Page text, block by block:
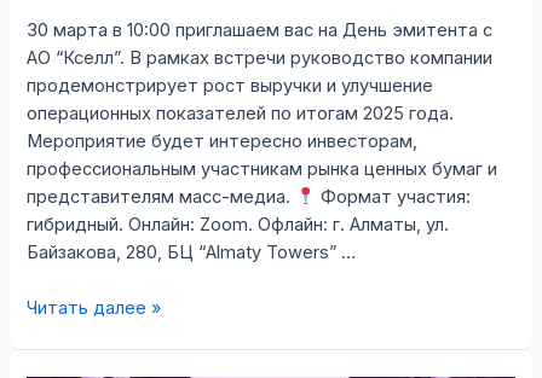
30 марта в 10:00 приглашаем вас на День эмитента с
АО “Кселл”. В рамках встречи руководство компании
продемонстрирует рост выручки и улучшение
операционных показателей по итогам 2025 года.
Мероприятие будет интересно инвесторам,
профессиональным участникам рынка ценных бумаг и
представителям масс-медиа.
Формат участия:
гибридный. Онлайн: Zoom. Офлайн: г. Алматы, ул.
Байзакова, 280, БЦ “Almaty Towers” …
АО
Читать далее »